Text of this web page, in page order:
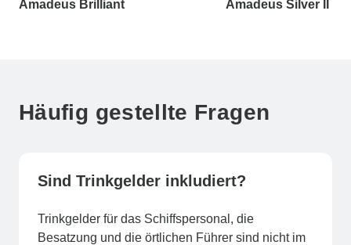
Amadeus Brilliant Amadeus Silver II
Häufig gestellte Fragen
Sind Trinkgelder inkludiert?
Trinkgelder für das Schiffspersonal, die
Besatzung und die örtlichen Führer sind nicht im